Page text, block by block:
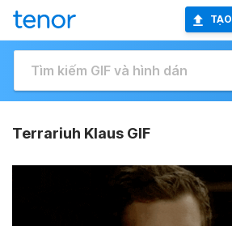
TẠO
Terrariuh Klaus GIF